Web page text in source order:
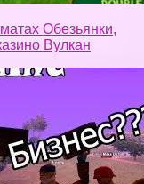
Обезьянки,
Вулкан